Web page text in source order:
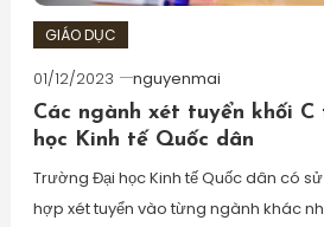
GIÁO DỤC
01/12/2023
nguyenmai
Các ngành xét tuyển khối
học Kinh tế Quốc dân
Trường Đại học Kinh tế Quốc dân có
hợp xét tuyển vào từng ngành khác